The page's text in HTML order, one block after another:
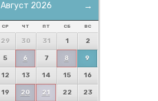
→
Август 2026
СР ЧТ ПТ СБ ВС
29 30 31 1 2
5 6 7 8 9
12 13 14 15 16
19 20 21 22 23